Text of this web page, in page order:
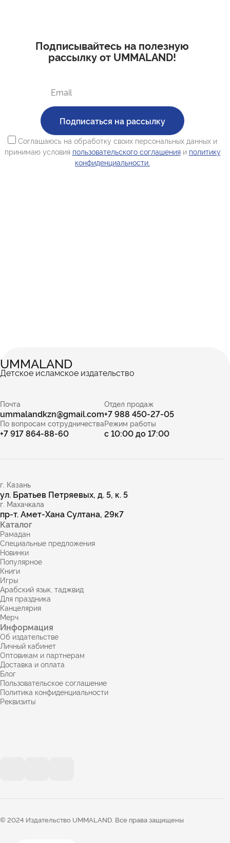
Подписывайтесь на полезную
рассылку от UMMALAND!
Подписаться на рассылку
Соглашаюсь на обработку своих персональных данных и
принимаю условия пользовательского соглашенияи политику
конфиденциальности.
UMMALAND
Детское исламское издательство
Почта
ummalandkzn@gmail.com
Отдел продаж
+7 988 450-27-05
По вопросам сотрудничества
+7 917 864-88-60
Режим работы
с 10:00 до 17:00
г. Казань
ул. Братьев Петряевых, д. 5, к. 5
г. Махачкала
пр-т. Амет-Хана Султана, 29к7
Каталог
Рамадан
Специальные предложения
Новинки
Популярное
Книги
Игры
Арабский язык, таджвид
Для праздника
Канцелярия
Мерч
Информация
Об издательстве
Личный кабинет
Оптовикам и партнерам
Доставка и оплата
Блог
Пользовательское соглашение
Политика конфиденциальности
Реквизиты
© 2024 Издательство UMMALAND. Все права защищены